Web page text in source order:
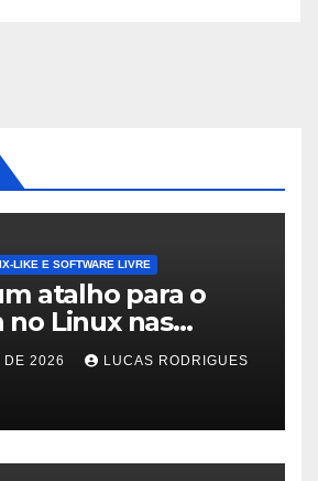
LIKE E SOFTWARE LIVRE
atalho para o
no Linux nas
ubuntu e
DE 2026 LUCAS RODRIGUES